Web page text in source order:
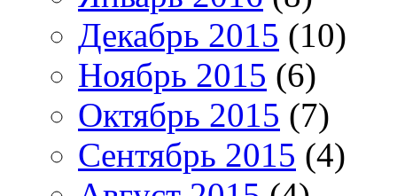
Декабрь 2015 (10)
Ноябрь 2015 (6)
Октябрь 2015 (7)
Сентябрь 2015 (4)